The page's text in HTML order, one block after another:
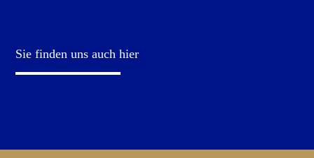
Sie finden uns auch hier